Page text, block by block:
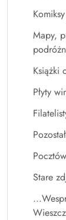
Komiksy
Mapy,
Książki
Płyty
Stare